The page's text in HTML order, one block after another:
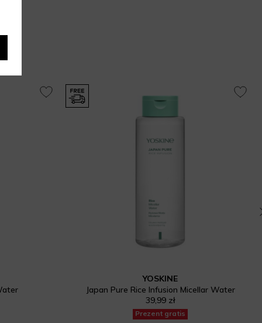
Prezent gratis
YOSKINE
Japan Pure Rice Infusion Micellar Water
39,99 zł